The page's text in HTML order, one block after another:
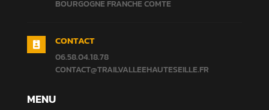
BOURGOGNE FRANCHE COMTE
 CONTACT
06.58.04.18.78
CONTACT@TRAILVALLEEHAUTESEILLE.FR
MENU